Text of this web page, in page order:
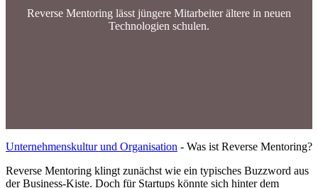
Reverse Mentoring lässt jüngere Mitarbeiter ältere in neuen
Technologien schulen.
Unternehmenskultur und Organisation - Was ist Reverse Mentoring?
Reverse Mentoring klingt zunächst wie ein typisches Buzzword aus
der Business-Kiste. Doch für Startups könnte sich hinter dem